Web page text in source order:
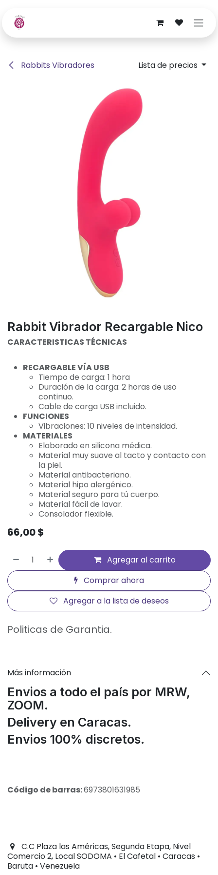
Rabbits Vibradores Lista de precios
Rabbit Vibrador Recargable Nico
CARACTERISTICAS TÉCNICAS
RECARGABLE VÍA USB
Tiempo de carga: 1 hora
Duración de la carga: 2 horas de uso
continuo.
Cable de carga USB incluido.
FUNCIONES
​​​​​​​Vibraciones: 10 niveles de intensidad.
MATERIALES
​​​​​​​Elaborado en silicona médica.
Material muy suave al tacto y contacto con
la piel.
Material antibacteriano.
Material hipo alergénico.
Material seguro para tú cuerpo.
Material fácil de lavar.
Consolador flexible.
66,00$
Agregar al carrito
Comprar ahora
Agregar a la lista de deseos
Politicas de Garantia.
Más información
Envios a todo el país por MRW,
ZOOM.
Delivery en Caracas.
Envios 100% discretos.
Código de barras:6973801631985
C.C Plaza las Américas, Segunda Etapa, Nivel
Comercio 2, Local SODOMA • El Cafetal • Caracas •
Baruta • Venezuela